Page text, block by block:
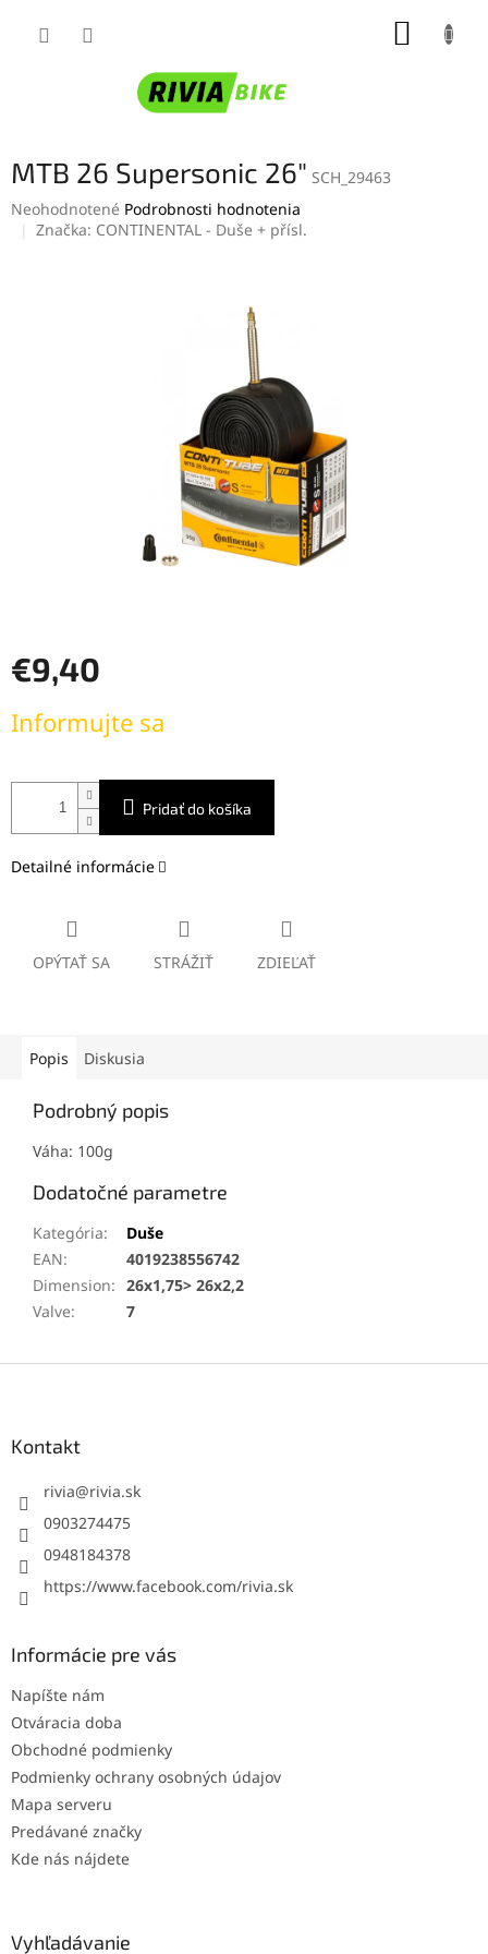
MTB 26 Supersonic 26" SCH_29463
Priemerné
hodnotenie
Neohodnotené Podrobnosti hodnotenia
Značka: CONTINENTAL - Duše + přísl.
€9,40
cena:
Informujte sa
Pridať do košíka
Detailné informácie
OPÝTAŤ SA STRÁŽIŤ ZDIEĽAŤ
Popis Diskusia
Podrobný popis
Váha: 100g
Dodatočné parametre
Kategória:
Duše
EAN:
4019238556742
Dimension: 26x1,75> 26x2,2
Valve: 7
Kontakt
rivia@rivia.sk
0903274475
0948184378
https://www.facebook.com/rivia.sk
Informácie pre vás
Napíšte nám
Otváracia doba
Obchodné podmienky
Podmienky ochrany osobných údajov
Mapa serveru
Predávané značky
Kde nás nájdete
Vyhľadávanie